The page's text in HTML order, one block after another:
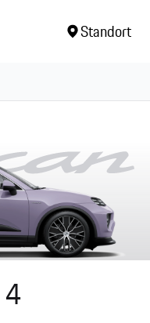
Standort
kaufen –